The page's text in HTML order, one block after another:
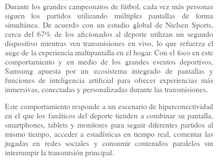
Durante los grandes campeonatos de fútbol, cada vez más personas
siguen los partidos utilizando múltiples pantallas de forma
simultánea. De acuerdo con un estudio global de Nielsen Sports,
cerca del 67% de los aficionados al deporte utilizan un segundo
dispositivo mientras ven transmisiones en vivo, lo que refuerza el
auge de la experiencia multipantalla en el hogar. Con el foco en este
comportamiento y en medio de los grandes eventos deportivos,
Samsung apuesta por un ecosistema integrado de pantallas y
funciones de inteligencia artificial para ofrecer experiencias más
inmersivas, conectadas y personalizadas durante las transmisiones.
Este comportamiento responde a un escenario de hiperconectividad
en el que los fanáticos del deporte tienden a combinar su pantalla,
smartphones, tablets y monitores para seguir diferentes partidos al
mismo tiempo, acceder a estadísticas en tiempo real, comentar las
jugadas en redes sociales y consumir contenidos paralelos sin
interrumpir la transmisión principal.